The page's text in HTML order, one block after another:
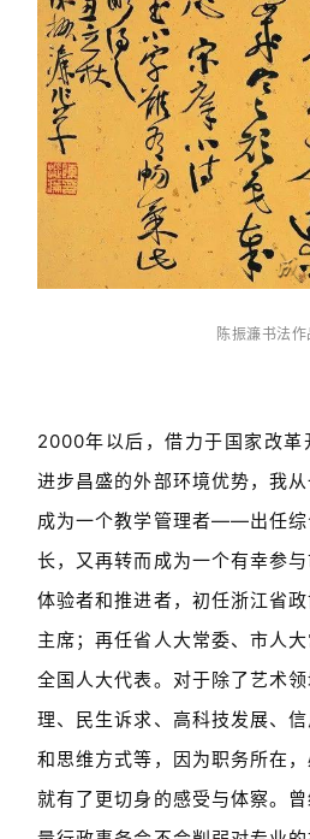
陈振濂书法作
2000年以后，借力于国家改革
进步昌盛的外部环境优势，我
成为一个教学管理者——出任综
长，又再转而成为一个有幸参
体验者和推进者，初任浙江省
主席；再任省人大常委、市人
全国人大代表。对于除了艺术
理、民生诉求、高科技发展、
和思维方式等，因为职务所在
就有了更切身的感受与体察。